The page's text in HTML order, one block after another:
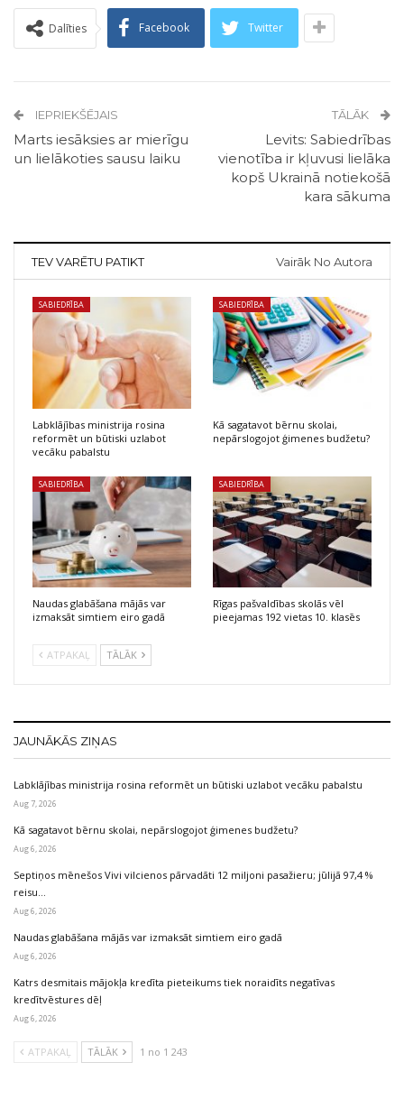
Dalīties Facebook Twitter
IEPRIEKŠĒJAIS
Marts iesāksies ar mierīgu
un lielākoties sausu laiku
TĀLĀK
Levits: Sabiedrības
vienotība ir kļuvusi lielāka
kopš Ukrainā notiekošā
kara sākuma
TEV VARĒTU PATIKT Vairāk No Autora
SABIEDRĪBA
Labklājības ministrija rosina
reformēt un būtiski uzlabot
vecāku pabalstu
SABIEDRĪBA
Kā sagatavot bērnu skolai,
nepārslogojot ģimenes budžetu?
SABIEDRĪBA
Naudas glabāšana mājās var
izmaksāt simtiem eiro gadā
SABIEDRĪBA
Rīgas pašvaldības skolās vēl
pieejamas 192 vietas 10. klasēs
ATPAKAĻ TĀLĀK
JAUNĀKĀS ZIŅAS
Labklājības ministrija rosina reformēt un būtiski uzlabot vecāku pabalstu
Aug 7, 2026
Kā sagatavot bērnu skolai, nepārslogojot ģimenes budžetu?
Aug 6, 2026
Septiņos mēnešos Vivi vilcienos pārvadāti 12 miljoni pasažieru; jūlijā 97,4 %
reisu…
Aug 6, 2026
Naudas glabāšana mājās var izmaksāt simtiem eiro gadā
Aug 6, 2026
Katrs desmitais mājokļa kredīta pieteikums tiek noraidīts negatīvas
kredītvēstures dēļ
Aug 6, 2026
ATPAKAĻ TĀLĀK 1 no 1 243